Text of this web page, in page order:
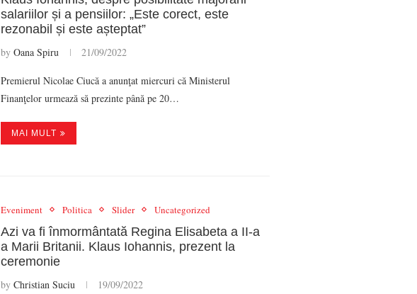
salariilor și a pensiilor: „Este corect, este
rezonabil și este așteptat”
by Oana Spiru 21/09/2022
Premierul Nicolae Ciucă a anunţat miercuri că Ministerul
Finanţelor urmează să prezinte până pe 20…
MAI MULT
Eveniment Politica Slider Uncategorized
Azi va fi înmormântată Regina Elisabeta a II-a
a Marii Britanii. Klaus Iohannis, prezent la
ceremonie
by Christian Suciu 19/09/2022